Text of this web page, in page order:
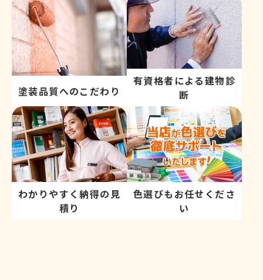
塗装品質へのこだわり
有資格者による建物診
断
わかりやすく納得の見
積り
色選びもお任せくださ
い